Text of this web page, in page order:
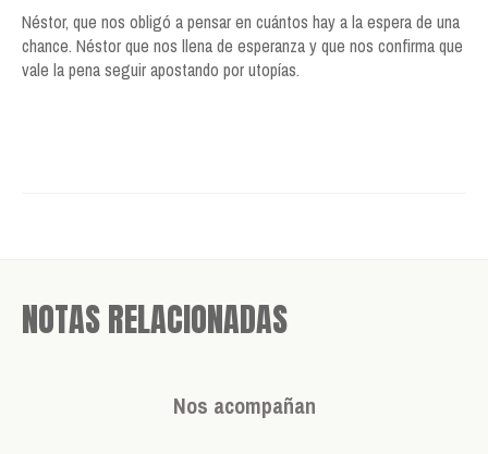
Néstor, que nos obligó a pensar en cuántos hay a la espera de una
chance. Néstor que nos llena de esperanza y que nos confirma que
vale la pena seguir apostando por utopías.
NOTAS RELACIONADAS
Nos acompañan